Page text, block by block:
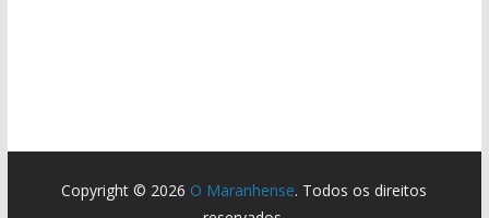
Copyright © 2026 O Maranhense. Todos os direitos